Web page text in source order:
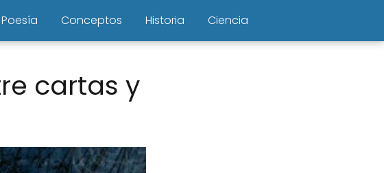
Poesía Conceptos Historia Ciencia
cartas y